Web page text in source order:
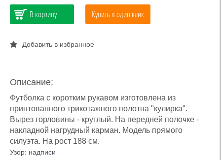
В корзину Купить в один клик
Добавить в избранное
Описание:
Футболка с коротким рукавом изготовлена из
принтованного трикотажного полотна "кулирка".
Вырез горловины - круглый. На передней полочке -
накладной нагрудный карман. Модель прямого
силуэта. На рост 188 см.
Узор: надписи